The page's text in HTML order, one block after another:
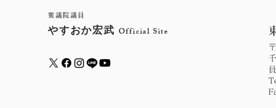
衆議院議員
やすおか宏武 Official Site